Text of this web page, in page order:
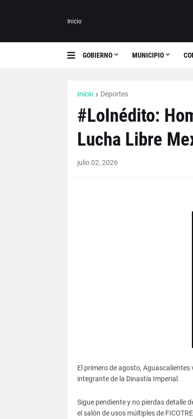
Inicio
GOBIERNO MUNICIPIO
Inicio Deportes
#LoInédito:
Lucha Libre
julio 02, 2026
El primero de agosto,
integrante de la Dinastía Imperial.
Sigue pendiente y no pierdas detalle
el salón de usos múltiples de